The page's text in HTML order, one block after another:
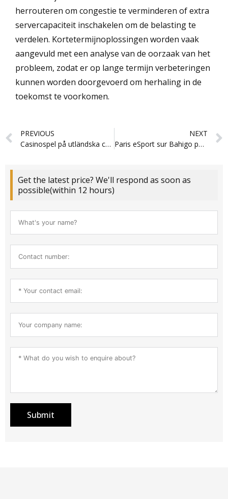
herrouteren om congestie te verminderen of extra
servercapaciteit inschakelen om de belasting te
verdelen. Kortetermijnoplossingen worden vaak
aangevuld met een analyse van de oorzaak van het
probleem, zodat er op lange termijn verbeteringen
kunnen worden doorgevoerd om herhaling in de
toekomst te voorkomen.
Prev
PREVIOUS
Casinospel på utländska casinosidor med stort spelutbud och bonusar
NEXT
Paris eSport sur Bahigo pour les compétitions les plus attendues
Get the latest price? We'll respond as soon as
possible(within 12 hours)
Submit